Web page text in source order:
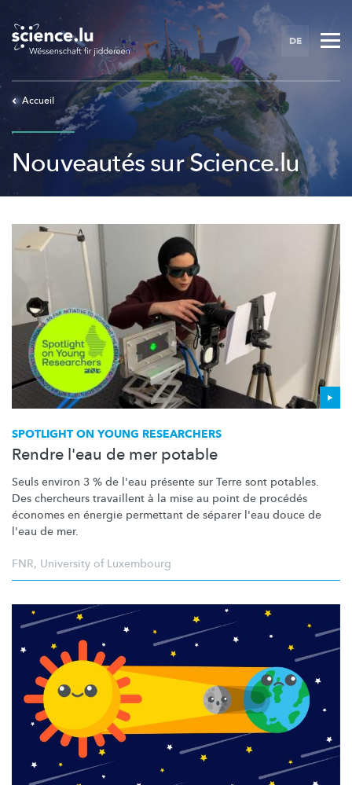
main
content
DE
Accueil
Nouveautés sur Science.lu
SPOTLIGHT ON YOUNG RESEARCHERS
Rendre l'eau de mer potable
Seuls environ 3 % de l'eau présente sur Terre sont potables.
Des chercheurs travaillent à la mise au point de procédés
économes en énergie permettant de séparer l'eau douce de
l'eau de mer.
FNR, University of Luxembourg